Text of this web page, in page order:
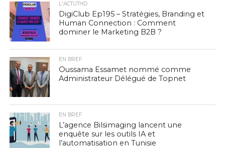
L'ACTUTHD
DigiClub Ep195 – Stratégies, Branding et
Human Connection : Comment
dominer le Marketing B2B ?
EN BREF
Oussama Essamet nommé comme
Administrateur Délégué de Topnet
EN BREF
L’agence Bilsimaging lancent une
enquête sur les outils IA et
l’automatisation en Tunisie